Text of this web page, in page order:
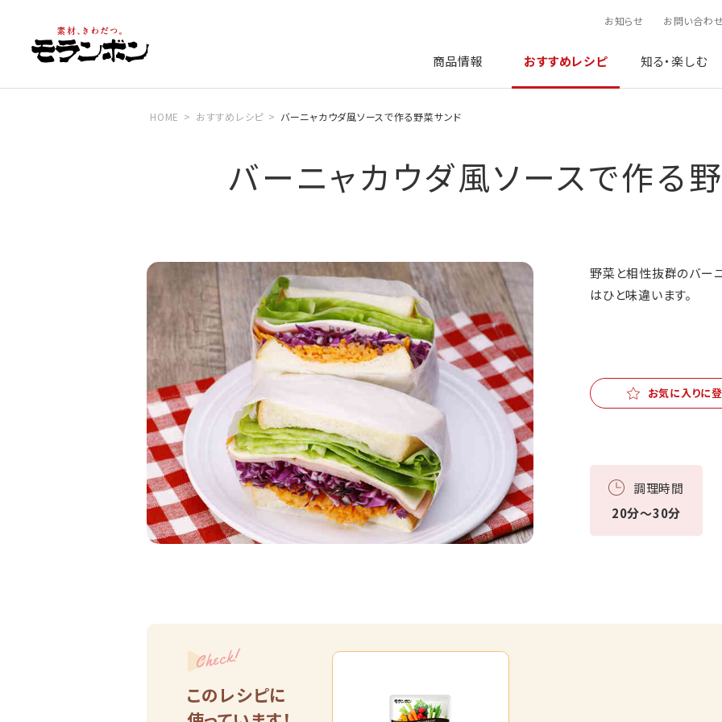
お知らせ お問い合わ
商品情報 おすすめレシピ 知る・楽しむ
HOME おすすめレシピ バーニャカウダ風ソースで作る野菜サンド
バーニャカウダ風ソースで作る
野菜と相性抜群のバー
はひと味違います。
お気に入りに
調理時間
20分～30分
Check!
このレシピに